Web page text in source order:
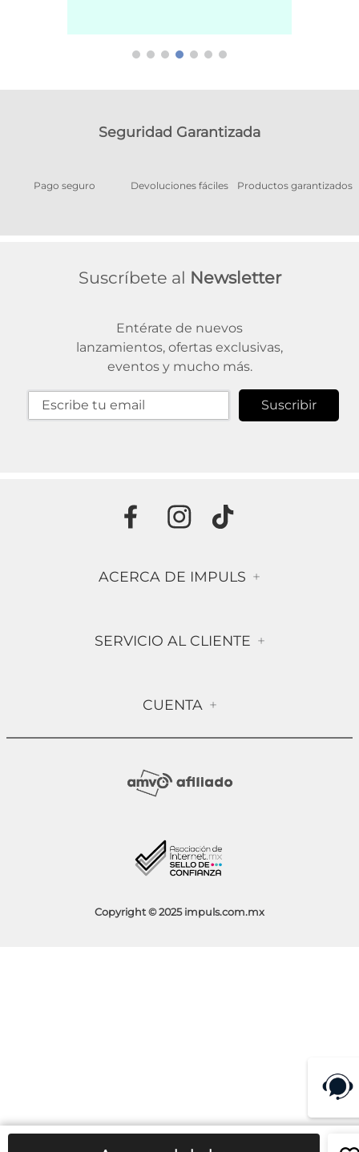
Seguridad Garantizada
Pago seguro Devoluciones fáciles Productos garantizados
Suscríbete al Newsletter
Entérate de nuevos
lanzamientos, ofertas exclusivas,
eventos y mucho más.
Suscribir
ACERCA DE IMPULS +
Contáctanos
Compra Segura
Sucursales
SERVICIO AL CLIENTE +
Política de Devolución
Aviso de Privacidad
CUENTA +
Socios Impuls
Copyright © 2025 impuls.com.mx